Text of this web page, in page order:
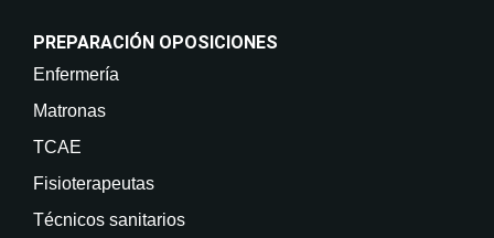
PREPARACIÓN OPOSICIONES
Enfermería
Matronas
TCAE
Fisioterapeutas
Técnicos sanitarios